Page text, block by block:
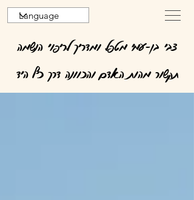
צבי בן-עמי מטפל ומדריך לריפוי הנשמה
תקשור מהות האדם והכוונה דרך כף היד